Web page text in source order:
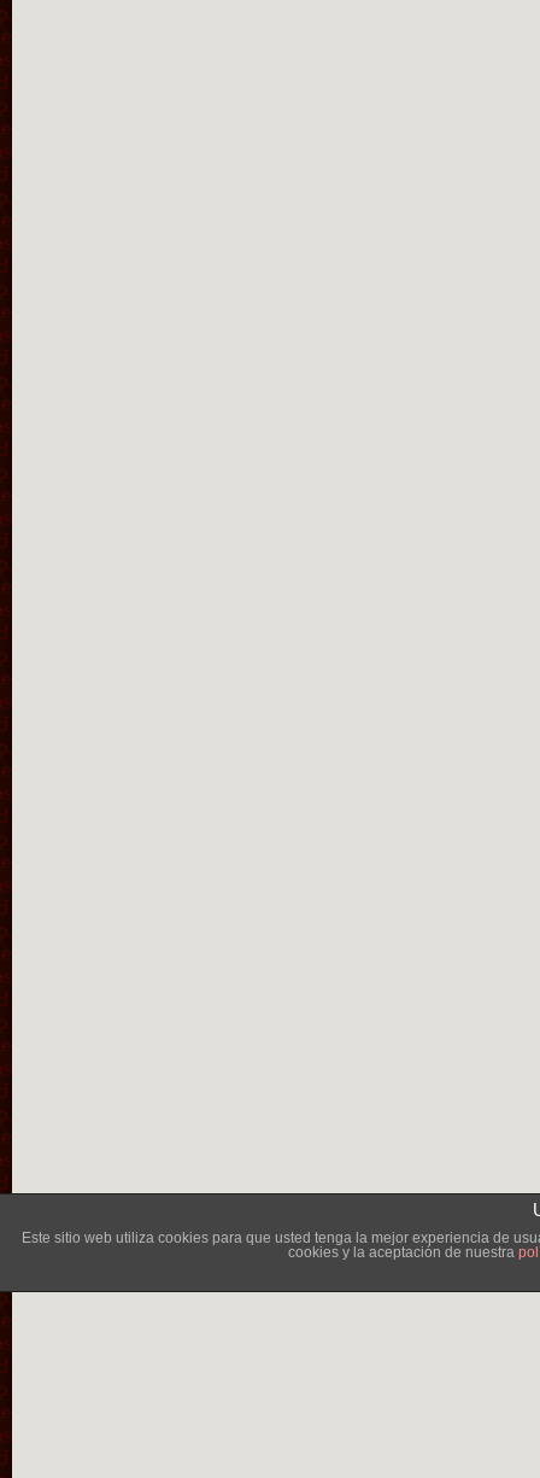
Este sitio web utiliza cookies para que usted tenga la mejor experiencia de
cookies y la aceptación de nuestra